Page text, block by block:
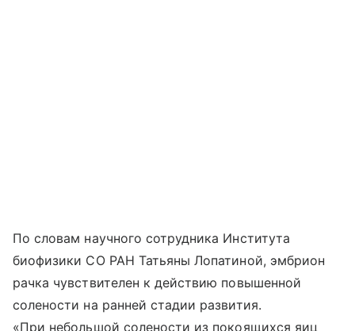
По словам научного сотрудника Института
биофизики СО РАН Татьяны Лопатиной, эмбрион
рачка чувствителен к действию повышенной
солености на ранней стадии развития.
«При небольшой солености из покоящихся яиц